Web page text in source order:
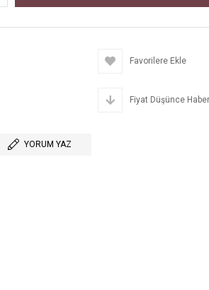
Favorilere Ekle
Fiyat Düşünce
YORUM YAZ